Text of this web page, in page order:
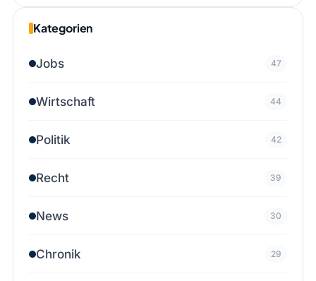
Kategorien
Jobs 47
Wirtschaft 44
Politik 42
Recht 39
News 30
Chronik 29